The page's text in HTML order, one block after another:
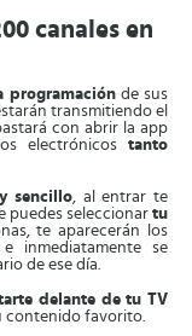
canales en
programación de sus
transmitiendo el
con abrir la app
electrónicostanto
sencillo, al entrar te
puedes seleccionar tu
te aparecerán los
inmediatamente se
de ese día.
delante de tu TV
contenido favorito.